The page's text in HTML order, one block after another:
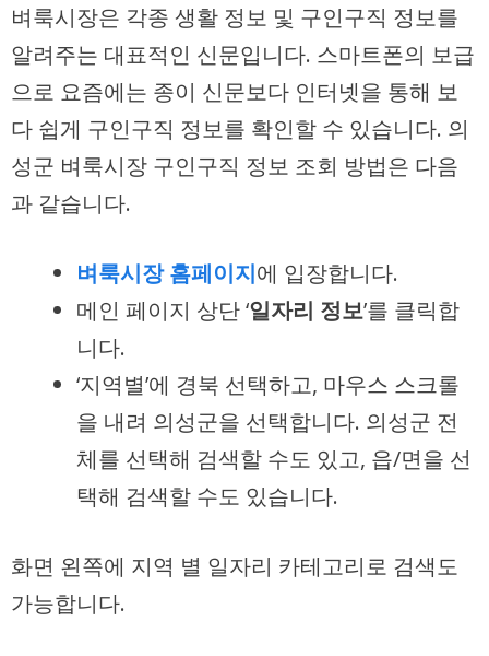
벼룩시장은 각종 생활 정보 및 구인구직 정보를
알려주는 대표적인 신문입니다. 스마트폰의 보급
으로 요즘에는 종이 신문보다 인터넷을 통해 보
다 쉽게 구인구직 정보를 확인할 수 있습니다. 의
성군 벼룩시장 구인구직 정보 조회 방법은 다음
과 같습니다.
벼룩시장 홈페이지에 입장합니다.
메인 페이지 상단 ‘일자리 정보’를 클릭합
니다.
‘지역별’에 경북 선택하고, 마우스 스크롤
을 내려 의성군을 선택합니다. 의성군 전
체를 선택해 검색할 수도 있고, 읍/면을 선
택해 검색할 수도 있습니다.
화면 왼쪽에 지역 별 일자리 카테고리로 검색도
가능합니다.